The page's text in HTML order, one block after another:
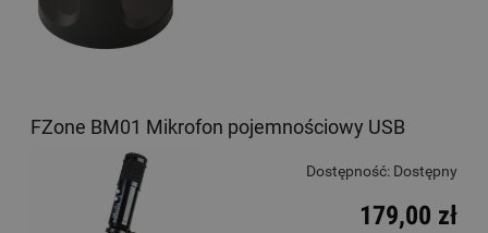
FZone BM01 Mikrofon pojemnościowy USB
Dostępność: Dostępny
179,00 zł